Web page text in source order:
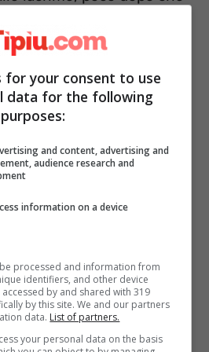
da Marcello Messina
in tale direzione è
storico diUomini
, così come tutti i
for your consent to use
data for the following
purposes:
and content, advertising and
audience research and
information on a device
processed and information from
identifiers, and other device
by and shared with 319
by this site. We and our partners
data. List of partners.
your personal data on the basis